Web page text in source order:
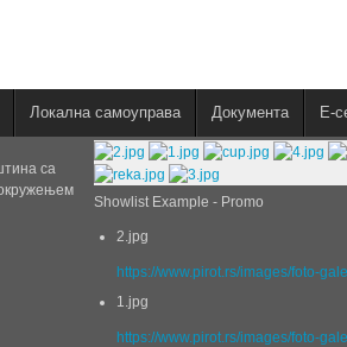
Локална самоуправа Документа E-
Showlist Example - Promo
2.jpg
https://www.pirot.rs/images/foto-
1.jpg
https://www.pirot.rs/images/foto-